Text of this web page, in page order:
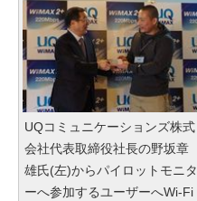
UQコミュニケーションズ株式
会社代表取締役社長の野坂章
雄氏(左)からパイロットモニタ
ーへ参加するユーザーへWi-Fi